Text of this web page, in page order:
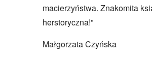
macierzyństwa. Znakomita
herstoryczna!”
Małgorzata Czyńska